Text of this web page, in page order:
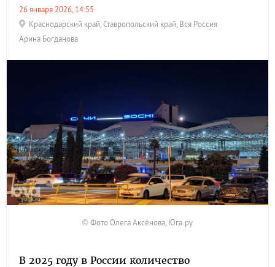
26 января 2026, 14:55
Краснодарский край,Ставропольский край, Вся Россия
Арина Богданова
© Фото Олега Аксёнова, Юга.ру
В 2025 году в России количество